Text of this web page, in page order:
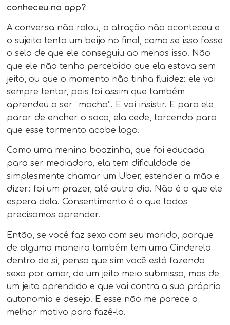
conheceu no app?
A conversa não rolou, a atração não aconteceu e
o sujeito tenta um beijo no final, como se isso fosse
o selo de que ele conseguiu ao menos isso. Não
que ele não tenha percebido que ela estava sem
jeito, ou que o momento não tinha fluidez: ele vai
sempre tentar, pois foi assim que também
aprendeu a ser “macho”. E vai insistir. E para ele
parar de encher o saco, ela cede, torcendo para
que esse tormento acabe logo.
Como uma menina boazinha, que foi educada
para ser mediadora, ela tem dificuldade de
simplesmente chamar um Uber, estender a mão e
dizer: foi um prazer, até outro dia. Não é o que ele
espera dela. Consentimento é o que todos
precisamos aprender.
Então, se você faz sexo com seu marido, porque
de alguma maneira também tem uma Cinderela
dentro de si, penso que sim você está fazendo
sexo por amor, de um jeito meio submisso, mas de
um jeito aprendido e que vai contra a sua própria
autonomia e desejo. E esse não me parece o
melhor motivo para fazê-lo.